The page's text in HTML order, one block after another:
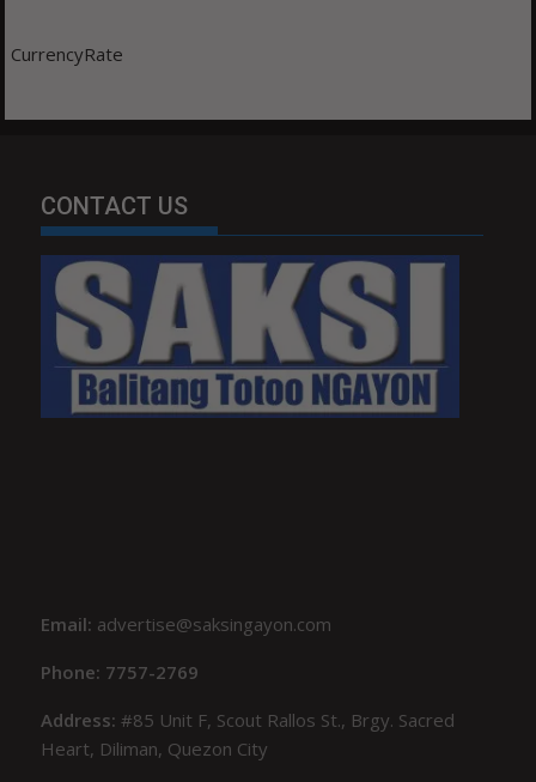
CurrencyRate
CONTACT US
Email: advertise@saksingayon.com
Phone: 7757-2769
Address:#85 Unit F, Scout Rallos St., Brgy. Sacred
Heart, Diliman, Quezon City